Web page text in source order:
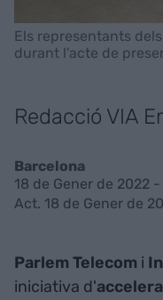
Els representants
durant l'acte de
Redacció VIA
Barcelona
18 de Gener de 2022 -
Act. 18 de Gener de
Parlem Telecom i
iniciativa d'